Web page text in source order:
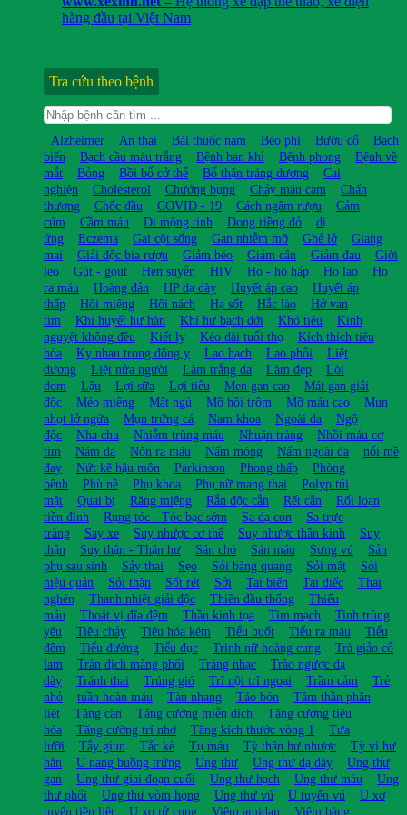
hàng đầu tại Việt Nam
Tra cứu theo bệnh
Alzheimer An thai Bài thuốc nam Béo phì Bướu cổ
Bạch
biến
Bạch cầu máu trắng Bệnh ban khỉ Bệnh phong
Bệnh về
mắt
Bỏng Bồi bổ cở thể Bổ thận tráng dương
Cai
nghiện
Cholesterol Chướng bụng Chảy máu cam
Chấn
thương
Chốc đầu COVID - 19 Cách ngâm rượu
Cảm
cúm
Cầm máu Di mộng tinh Dong riềng đỏ
dị
ứng
Eczema Gai cột sống Gan nhiễm mỡ Ghẻ lở
Giang
mai
Giải độc bia rượu Giảm béo Giảm cân Giảm đau
Giời
leo
Gút - gout Hen suyễn HIV Ho - hô hấp Ho lao
Ho
ra máu
Hoàng đản HP dạ dày Huyết áp cao
Huyết áp
thấp
Hôi miệng Hôi nách Hạ sốt Hắc lào
Hở van
tim
Khí huyết hư hàn Khí hư bạch đới Khó tiêu
Kinh
nguyệt không đều
Kiết lỵ Kéo dài tuổi thọ
Kích thích tiêu
hóa
Kỵ nhau trong đông y Lao hạch Lao phổi
Liệt
dương
Liệt nửa người Làm trắng da Làm đẹp
Lòi
dom
Lậu Lợi sữa Lợi tiểu Men gan cao
Mát gan giải
độc
Méo miệng Mất ngủ Mồ hôi trộm Mỡ máu cao
Mụn
nhọt lở ngứa
Mụn trứng cá Nam khoa Ngoài da
Ngộ
độc
Nha chu Nhiễm trùng máu Nhuận tràng
Nhồi máu cơ
tim
Nám da Nôn ra máu Nấm móng Nấm ngoài da
nổi mề
đay
Nứt kẽ hậu môn Parkinson Phong thấp
Phòng
bệnh
Phù nề Phụ khoa Phụ nữ mang thai
Polyp túi
mật
Quai bị Răng miệng Rắn độc cắn Rết cắn
Rối loạn
tiền đình
Rụng tóc - Tóc bạc sớm Sa dạ con
Sa trực
tràng
Say xe Suy nhược cơ thể Suy nhược thần kinh
Suy
thận
Suy thận - Thận hư Sán chó Sán máu Sưng vú
Sản
phụ sau sinh
Sảy thai Sẹo Sỏi bàng quang Sỏi mật
Sỏi
niệu quản
Sỏi thận Sốt rét Sởi Tai biến Tai điếc
Thai
nghén
Thanh nhiệt giải độc Thiên đầu thống
Thiếu
máu
Thoát vị đĩa đệm Thần kinh tọa Tim mạch
Tinh trùng
yếu
Tiêu chảy Tiêu hóa kém Tiểu buốt Tiểu ra máu
Tiểu
đêm
Tiểu đường Tiểu đục Trinh nữ hoàng cung
Trà giảo cổ
lam
Tràn dịch màng phổi Tràng nhạc
Trào ngược dạ
dày
Tránh thai Trúng gió Trĩ nội trĩ ngoại Trầm cảm
Trẻ
nhỏ
tuần hoàn máu Tàn nhang Táo bón
Tâm thần phân
liệt
Tăng cân Tăng cường miễn dịch
Tăng cường tiêu
hóa
Tăng cường trí nhớ Tăng kích thước vòng 1
Tưa
lưỡi
Tẩy giun Tắc kè Tụ máu Tỳ thận hư nhược
Tỳ vị hư
hàn
U nang buồng trứng Ung thư Ung thư dạ dày
Ung thư
gan
Ung thư giai đoạn cuối Ung thư hạch Ung thư máu
Ung
thư phổi
Ung thư vòm họng Ung thư vú U tuyến vú
U xơ
tuyến tiền liệt
U xơ tử cung Viêm amidan
Viêm bàng